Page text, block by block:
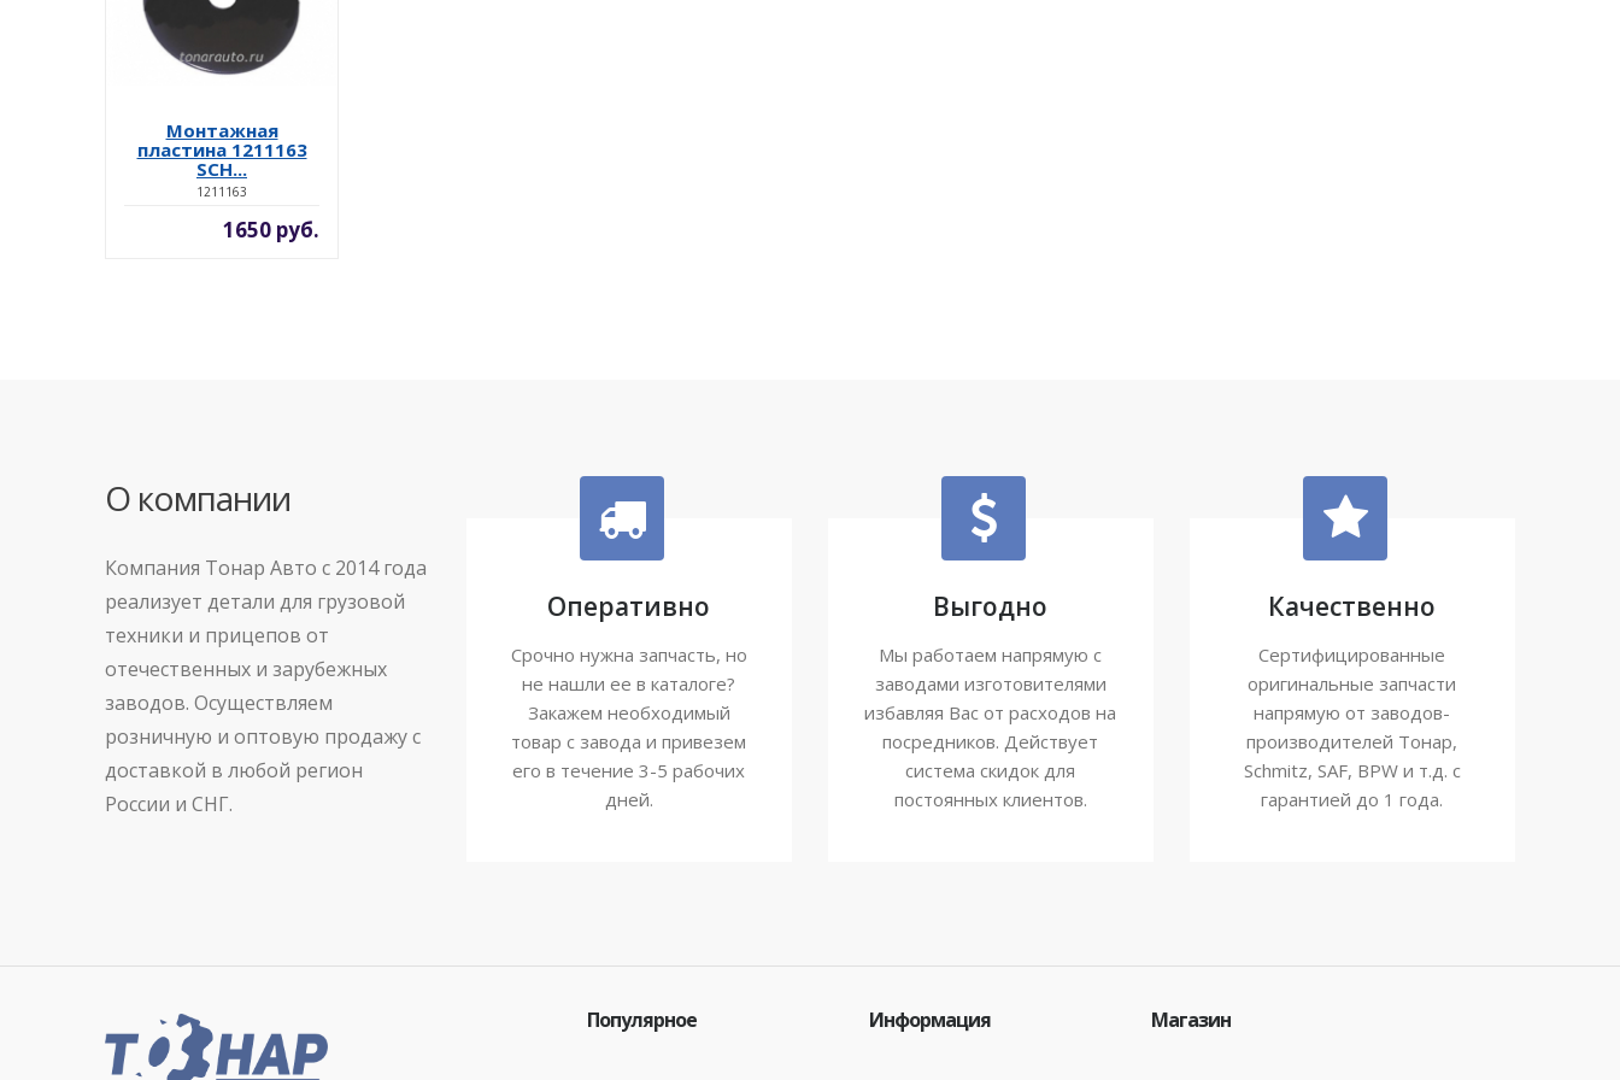
Монтажная
пластина 1211163
SCH...
1211163
1650 руб.
О компании
Компания Тонар Авто с 2014 года
реализует детали для грузовой
техники и прицепов от
отечественных и зарубежных
заводов. Осуществляем
розничную и оптовую продажу с
доставкой в любой регион
России и СНГ.
Оперативно
Срочно нужна запчасть, но
не нашли ее в каталоге?
Закажем необходимый
товар с завода и привезем
его в течение 3-5 рабочих
дней.
Выгодно
Мы работаем напрямую с
заводами изготовителями
избавляя Вас от расходов на
посредников. Действует
система скидок для
постоянных клиентов.
Качественно
Сертифицированные
оригинальные запчасти
напрямую от заводов-
производителей Тонар,
Schmitz, SAF, BPW и т.д. с
гарантией до 1 года.
Популярное Информация Магазин